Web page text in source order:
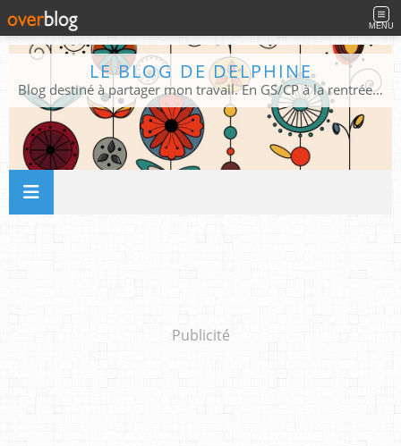
MENU
LE BLOG DE DELPHINE
Blog destiné à partager mon travail. En GS/CP à la rentrée 2026/2027 !
Publicité